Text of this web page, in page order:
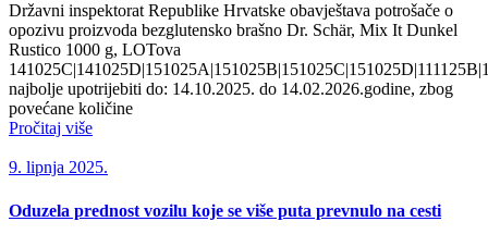
Državni inspektorat Republike Hrvatske obavještava potrošače o
opozivu proizvoda bezglutensko brašno Dr. Schär, Mix It Dunkel
Rustico 1000 g, LOTova
najbolje upotrijebiti do: 14.10.2025. do 14.02.2026.godine, zbog
povećane količine
Pročitaj više
9. lipnja 2025.
Oduzela prednost vozilu koje se više puta prevnulo na cesti